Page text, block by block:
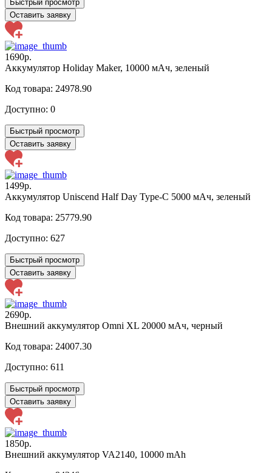
Быстрый просмотр
Оставить заявку
1690р.
Аккумулятор Holiday Maker, 10000 мАч, зеленый
Код товара: 24978.90
Доступно: 0
Быстрый просмотр
Оставить заявку
1499р.
Аккумулятор Uniscend Half Day Type-C 5000 мАч, зеленый
Код товара: 25779.90
Доступно: 627
Быстрый просмотр
Оставить заявку
2690р.
Внешний аккумулятор Omni XL 20000 мАч, черный
Код товара: 24007.30
Доступно: 611
Быстрый просмотр
Оставить заявку
1850р.
Внешний аккумулятор VA2140, 10000 mAh